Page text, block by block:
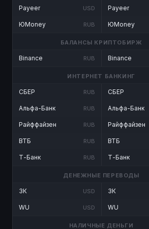
Payeer USD
ЮMoney RUB
Payeer
ЮMoney
БАЛАНСЫ КРИПТОБИРЖ
Binance RUB Binance
ИНТЕРНЕТ БАНКИНГ
СБЕР RUB
Альфа-Банк RUB
Райффайзен RUB
ВТБ RUB
Т-Банк RUB
СБЕР
Альфа-Банк
Райффайзен
ВТБ
Т-Банк
ДЕНЕЖНЫЕ ПЕРЕВОДЫ
ЗК USD
WU USD
ЗК
WU
НАЛИЧНЫЕ ДЕНЬГИ